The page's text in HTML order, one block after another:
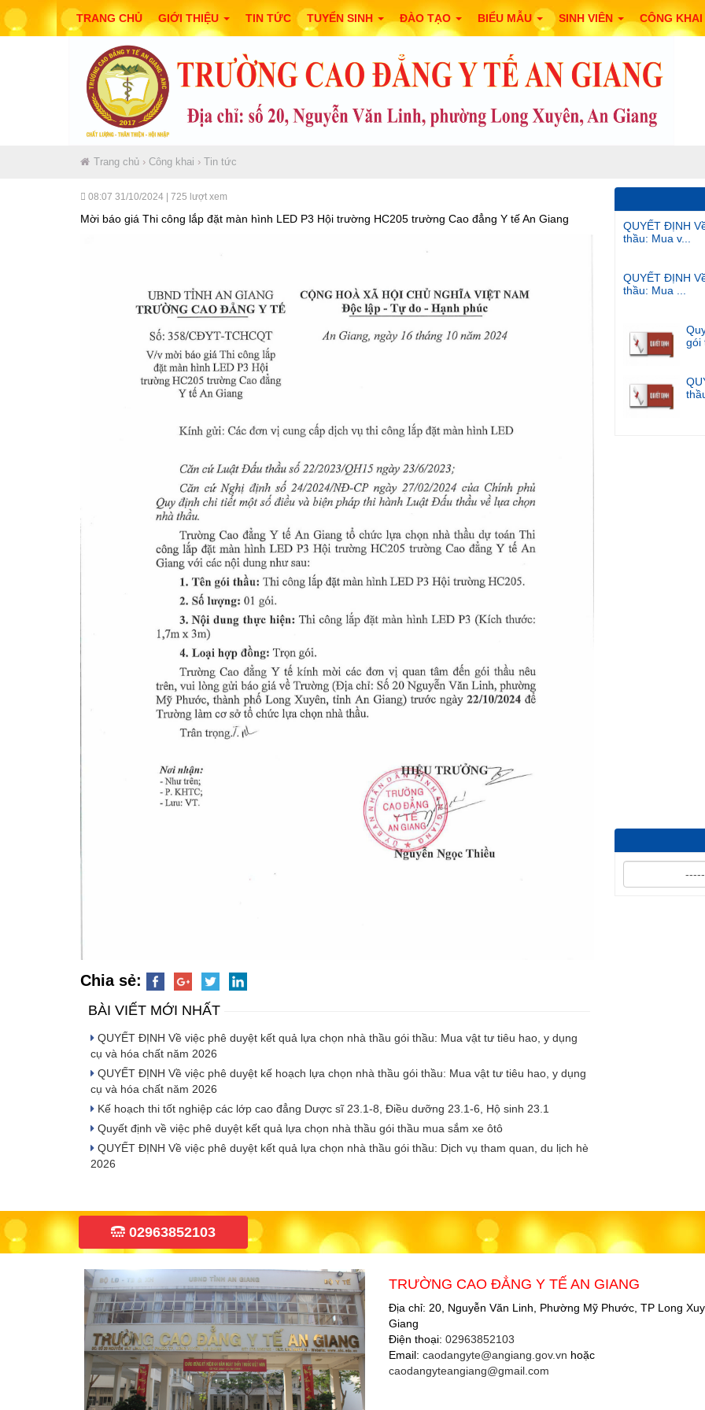
TRANG CHỦ GIỚI THIỆU TIN TỨC TUYỂN SINH ĐÀO TẠO BIỂU MẪU SINH VIÊN CÔNG KHAI
Trang chủ › Công khai › Tin tức
08:07 31/10/2024 | 725 lượt xem
Mời báo giá Thi công lắp đặt màn hình LED P3 Hội trường HC205 trường Cao đẳng Y tế An Giang
Chia sẻ:
BÀI VIẾT MỚI NHẤT
QUYẾT ĐỊNH Về việc phê duyệt kết quả lựa chọn nhà thầu gói thầu: Mua vật tư tiêu hao, y dụng
cụ và hóa chất năm 2026
QUYẾT ĐỊNH Về việc phê duyệt kế hoạch lựa chọn nhà thầu gói thầu: Mua vật tư tiêu hao, y dụng
cụ và hóa chất năm 2026
Kế hoạch thi tốt nghiệp các lớp cao đẳng Dược sĩ 23.1-8, Điều dưỡng 23.1-6, Hộ sinh 23.1
Quyết định về việc phê duyệt kết quả lựa chọn nhà thầu gói thầu mua sắm xe ôtô
QUYẾT ĐỊNH Về việc phê duyệt kết quả lựa chọn nhà thầu gói thầu: Dịch vụ tham quan, du lịch hè
2026
QUYẾT ĐỊNH
thầu: Mua v...
QUYẾT ĐỊNH
thầu: Mua ...
gói
02963852103
TRƯỜNG CAO ĐẲNG Y TẾ AN GIANG
Địa chỉ: 20, Nguyễn Văn Linh, Phường Mỹ Phước, TP Long
Giang
Điện thoại: 02963852103
Email: caodangyte@angiang.gov.vn hoặc
caodangyteangiang@gmail.com